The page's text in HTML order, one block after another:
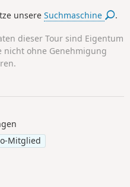
unsereSuchmaschine .
dieser Tour sind Eigentum
nicht ohne Genehmigung
Mitglied